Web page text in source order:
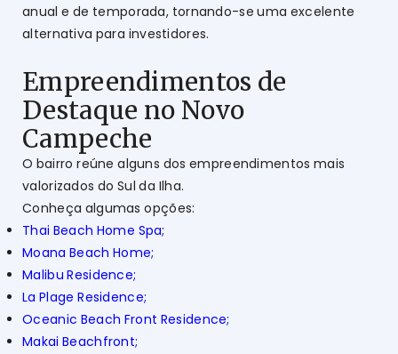
anual e de temporada, tornando-se uma excelente
alternativa para investidores.
Empreendimentos de
Destaque no Novo
Campeche
O bairro reúne alguns dos empreendimentos mais
valorizados do Sul da Ilha.
Conheça algumas opções:
Thai Beach Home Spa;
Moana Beach Home;
Malibu Residence;
La Plage Residence;
Oceanic Beach Front Residence;
Makai Beachfront;